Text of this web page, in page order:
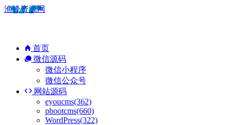
渔锋资源网
首页
微信源码
微信小程序
微信公众号
网站源码
eyoucms(362)
pbootcms(660)
WordPress(322)